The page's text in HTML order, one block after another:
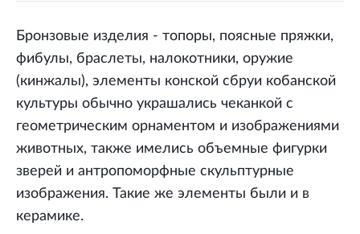
Бронзовые изделия - топоры, поясные пряжки,
фибулы, браслеты, налокотники, оружие
(кинжалы), элементы конской сбруи кобанской
культуры обычно украшались чеканкой с
геометрическим орнаментом и изображениями
животных, также имелись объемные фигурки
зверей и антропоморфные скульптурные
изображения. Такие же элементы были и в
керамике.